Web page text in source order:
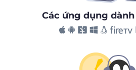
Các ứng dụng